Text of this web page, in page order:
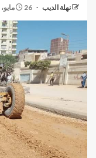
نهلة الديب 26 مايو، 2021